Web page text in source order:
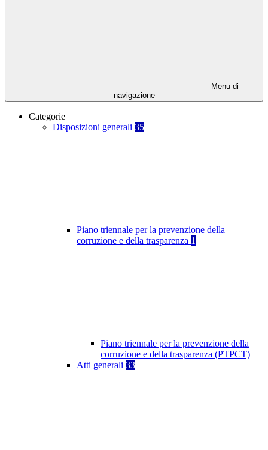
Menu di
navigazione
Categorie
Disposizioni generali 35
Piano triennale per la prevenzione della
corruzione e della trasparenza 1
Piano triennale per la prevenzione della
corruzione e della trasparenza (PTPCT)
Atti generali 33